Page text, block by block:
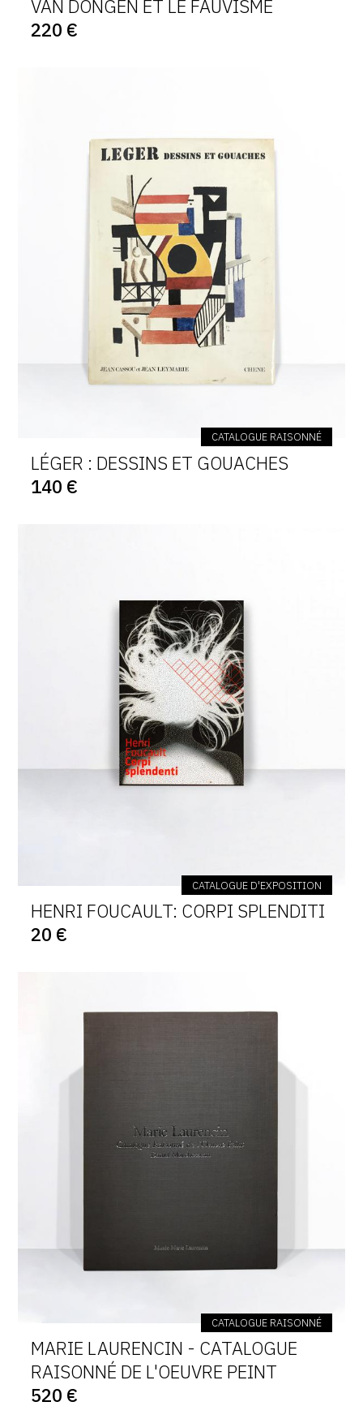
VAN DONGEN ET LE FAUVISME
220 €
CATALOGUE RAISONNÉ
LÉGER : DESSINS ET GOUACHES
140 €
CATALOGUE D'EXPOSITION
HENRI FOUCAULT: CORPI SPLENDITI
20 €
CATALOGUE RAISONNÉ
MARIE LAURENCIN - CATALOGUE
RAISONNÉ DE L'OEUVRE PEINT
520 €